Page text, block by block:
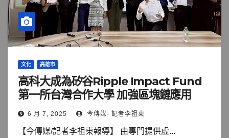
文化 高雄市
高科大成為矽谷Ripple Impact Fund
第一所台灣合作大學 加強區塊鏈應用
6 月 7, 2025 今傳媒- 記者李祖東
【今傳媒/記者李祖東報導】 由專門提供虛...